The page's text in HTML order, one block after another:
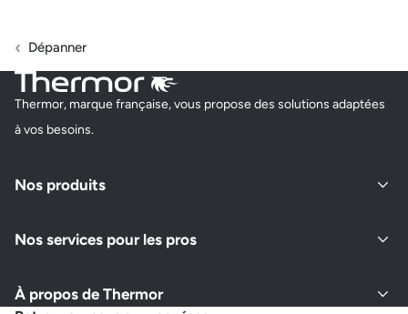
Dépanner
Thermor, marque française, vous propose des solutions adaptées
à vos besoins.
Nos produits
Nos services pour les pros
À propos de Thermor